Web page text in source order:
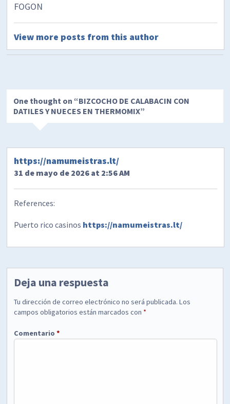
FOGON
View more posts from this author
One thought on “BIZCOCHO DE CALABACIN CON
DATILES Y NUECES EN THERMOMIX”
https://namumeistras.lt/
31 de mayo de 2026 at 2:56 AM
References:
Puerto rico casinos https://namumeistras.lt/
Deja una respuesta
Tu dirección de correo electrónico no será publicada. Los
campos obligatorios están marcados con *
Comentario*